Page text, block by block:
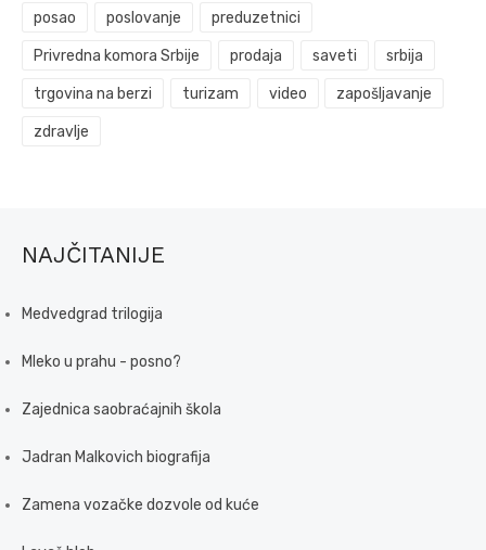
posao poslovanje preduzetnici
Privredna komora Srbije prodaja saveti srbija
trgovina na berzi turizam video zapošljavanje
zdravlje
NAJČITANIJE
Medvedgrad trilogija
Mleko u prahu - posno?
Zajednica saobraćajnih škola
Jadran Malkovich biografija
Zamena vozačke dozvole od kuće